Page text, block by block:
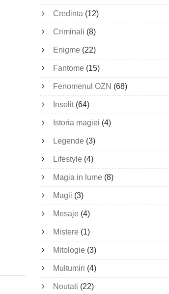
Credinta (12)
Criminali (8)
Enigme (22)
Fantome (15)
Fenomenul OZN (68)
Insolit(64)
Istoria magiei (4)
Legende (3)
Lifestyle (4)
Magia in lume (8)
Magii (3)
Mesaje (4)
Mistere (1)
Mitologie (3)
Multumiri (4)
Noutati (22)